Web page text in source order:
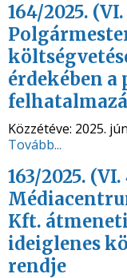
164/2025.
érdekében
Közzétéve: 2025.
Tovább...
163/2025.
Kft.
ideiglenes
rendje